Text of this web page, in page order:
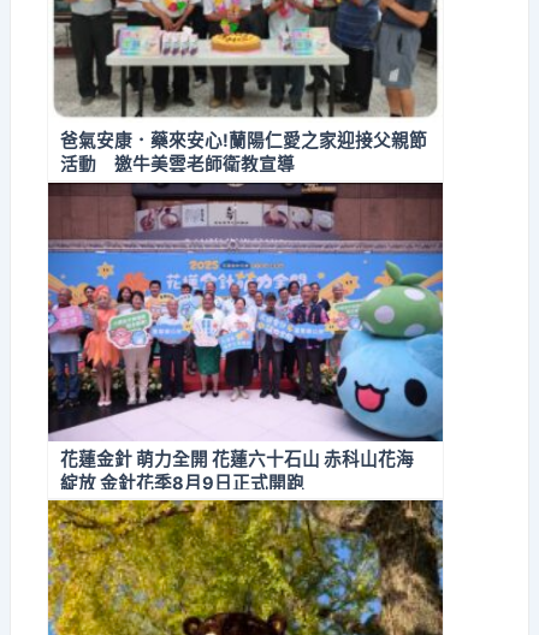
爸氣安康．藥來安心!蘭陽仁愛之家迎接父親節
活動 邀牛美雲老師衛教宣導
花蓮金針 萌力全開 花蓮六十石山 赤科山花海
綻放 金針花季8月9日正式開跑